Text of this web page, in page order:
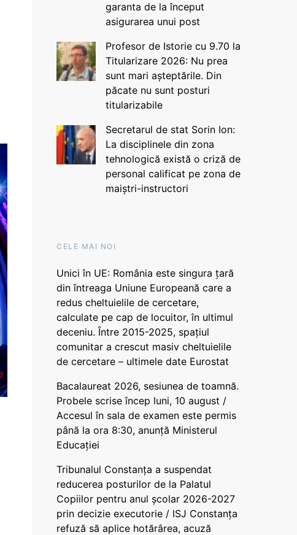
garanta de la început
asigurarea unui post
Profesor de Istorie cu 9.70 la
Titularizare 2026: Nu prea
sunt mari așteptările. Din
păcate nu sunt posturi
titularizabile
Secretarul de stat Sorin Ion:
La disciplinele din zona
tehnologică există o criză de
personal calificat pe zona de
maiștri-instructori
CELE MAI NOI
Unici în UE: România este singura țară
din întreaga Uniune Europeană care a
redus cheltuielile de cercetare,
calculate pe cap de locuitor, în ultimul
deceniu. Între 2015-2025, spațiul
comunitar a crescut masiv cheltuielile
de cercetare – ultimele date Eurostat
Bacalaureat 2026, sesiunea de toamnă.
Probele scrise încep luni, 10 august /
Accesul în sala de examen este permis
până la ora 8:30, anunță Ministerul
Educației
Tribunalul Constanța a suspendat
reducerea posturilor de la Palatul
Copiilor pentru anul școlar 2026-2027
prin decizie executorie / ISJ Constanța
refuză să aplice hotărârea, acuză